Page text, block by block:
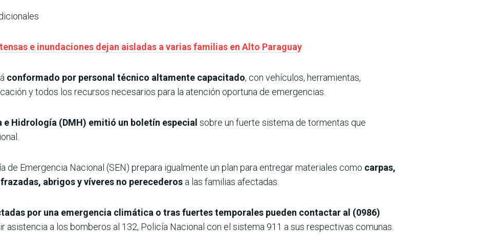
e inundaciones dejan aisladas a varias familias en Alto Paraguay
conformado por personal técnico altamente capacitado, con vehículos, herramientas,
y todos los recursos necesarios para la atención oportuna de emergencias.
Hidrología (DMH) emitió un boletín especial sobre un fuerte sistema de tormentas que
de Emergencia Nacional (SEN) prepara igualmente un plan para entregar materiales como carpas,
abrigos y víveres no perecederos a las familias afectadas.
por una emergencia climática o tras fuertes temporales pueden contactar al (0986)
asistencia a los bomberos al 132, Policía Nacional con el sistema 911 a sus respectivas comunas.